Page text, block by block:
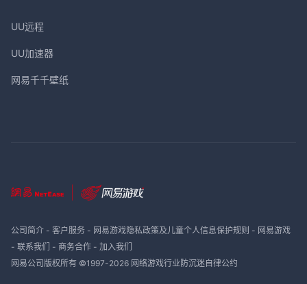
UU远程
UU加速器
网易千千壁纸
公司简介- 客户服务- 网易游戏隐私政策及儿童个人信息保护规则 - 网易游戏
- 联系我们 - 商务合作- 加入我们
网易公司版权所有 ©1997-2026 网络游戏行业防沉迷自律公约